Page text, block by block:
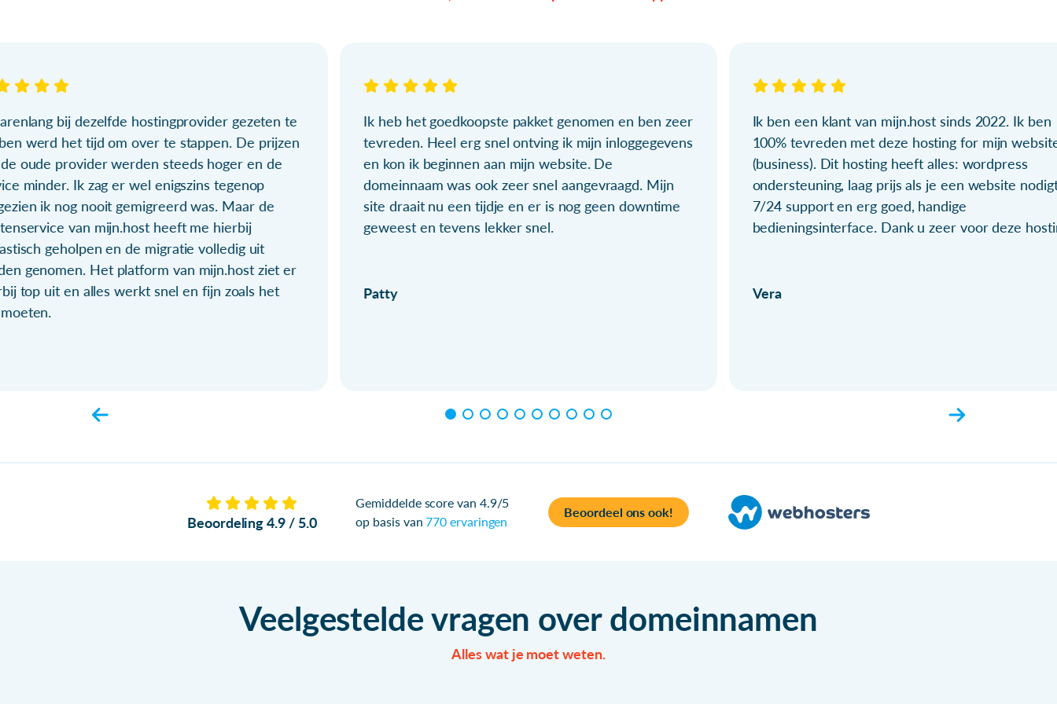
bij dezelfde hostingprovider gezeten te
werd het tijd om over te stappen. De prijzen
oude provider werden steeds hoger en de
minder. Ik zag er wel enigszins tegenop
ik nog nooit gemigreerd was. Maar de
van mijn.host heeft me hierbij
geholpen en de migratie volledig uit
genomen. Het platform van mijn.host ziet er
top uit en alles werkt snel en fijn zoals het
Ik heb het goedkoopste pakket genomen en ben zeer
tevreden. Heel erg snel ontving ik mijn inloggegevens
en kon ik beginnen aan mijn website. De
domeinnaam was ook zeer snel aangevraagd. Mijn
site draait nu een tijdje en er is nog geen downtime
geweest en tevens lekker snel.
Patty
Ik ben een klant van mijn.host sinds 2022. Ik ben
100% tevreden met deze hosting for mijn
(business). Dit hosting heeft alles: wordpress
ondersteuning, laag prijs als je een website
7/24 support en erg goed, handige
bedieningsinterface. Dank u zeer voor deze
Vera
Beoordeling 4.9 / 5.0
Gemiddelde score van 4.9/5
op basis van770 ervaringen
Beoordeel ons ook!
Veelgestelde vragen over domeinnamen
Alles wat je moet weten.